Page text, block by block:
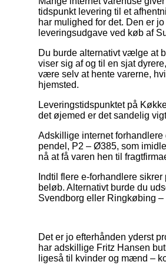
tidspunkt levering til et
har mulighed for det. Den er
leveringsudgave ved køb af
Du burde alternativt vælge at
viser sig af og til en sjat
være selv at hente varerne,
hjemsted.
Leveringstidspunktet på
det øjemed er det sandelig
Adskillige internet
pendel, P2 – Ø385, som
nå at få varen hen til
Indtil flere e-forhandlere
beløb. Alternativt burde du
Svendborg eller Ringkøbing
Det er jo efterhånden yderst
har adskillige Fritz Hansen
ligeså til kvinder og mænd –